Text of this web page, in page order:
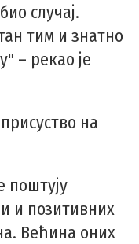
случај.
тим и знатно
– рекао је
на
поштују
и позитивних
Већина оних